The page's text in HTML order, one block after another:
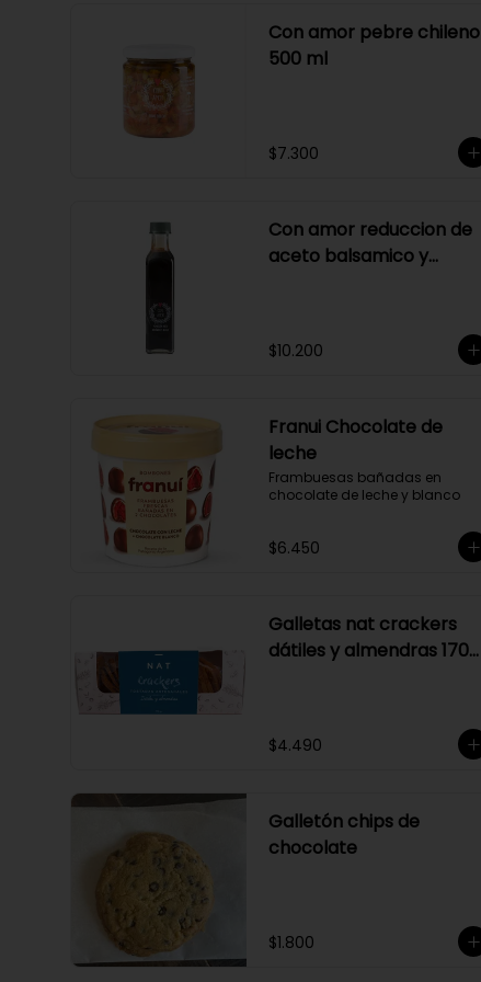
Con amor pebre chileno
500 ml
$7.300
Con amor reduccion de
aceto balsamico y
$10.200
Franui Chocolate de
leche
Frambuesas bañadas en
chocolate de leche y blanco
$6.450
Galletas nat crackers
dátiles y almendras 170
$4.490
Galletón chips de
chocolate
$1.800